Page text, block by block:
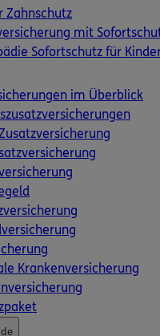
Zahnschutz
mit
Sofortschutz für
im Überblick
Krankenversicherung
privaten Bedarf